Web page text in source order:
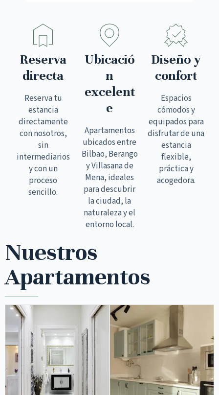
Reserva
directa
Reserva tu
estancia
directamente
con nosotros,
sin
intermediarios
y con un
proceso
sencillo.
Ubicació
n
excelent
e
Apartamentos
ubicados entre
Bilbao, Berango
y Villasana de
Mena, ideales
para descubrir
la ciudad, la
naturaleza y el
entorno local.
Diseño y
confort
Espacios
cómodos y
equipados para
disfrutar de una
estancia
flexible,
práctica y
acogedora.
Nuestros
Apartamentos